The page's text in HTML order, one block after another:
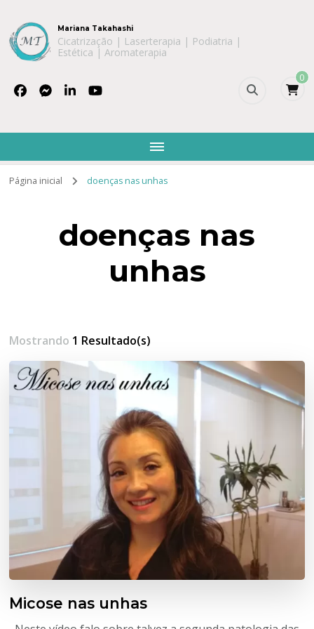
Mariana Takahashi
Cicatrização | Laserterapia | Podiatria |
Estética | Aromaterapia
0
Página inicial doenças nas unhas
doenças nas
unhas
Mostrando 1 Resultado(s)
Micose nas unhas